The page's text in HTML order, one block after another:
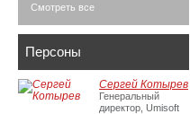
Смотреть все
Персоны
Сергей Котырев
Генеральный
директор, Umisoft